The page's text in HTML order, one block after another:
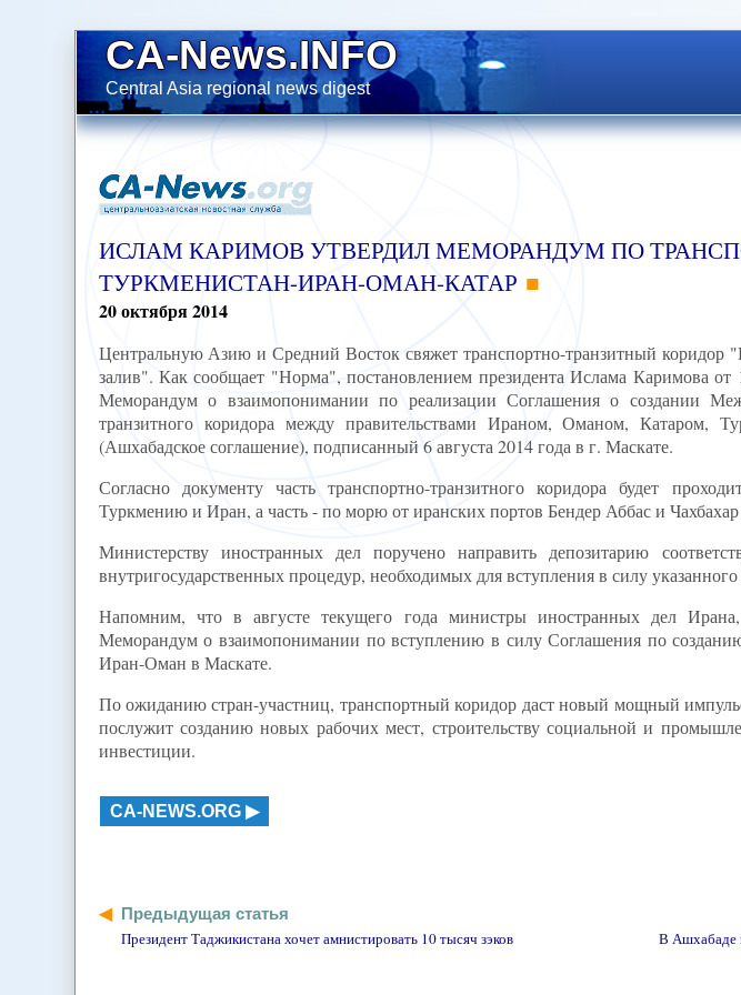
CA-News.INFO
Central Asia regional news digest
ИСЛАМ КАРИМОВ УТВЕРДИЛ МЕМОРАНДУМ ПО
ТУРКМЕНИСТАН-ИРАН-ОМАН-КАТАР
20октября2014
Центральную Азию и Средний Восток свяжет транспортно-транзитный коридор
залив". Как сообщает "Норма", постановлением президента Ислама Каримова от
Меморандум о взаимопонимании по реализации Соглашения о создании
транзитного коридора между правительствами Ираном, Оманом, Катаром,
(Ашхабадское соглашение), подписанный 6 августа 2014 года в г. Маскате.
Согласно документу часть транспортно-транзитного коридора будет
Туркмению и Иран, а часть - по морю от иранских портов Бендер Аббас и
Министерству иностранных дел поручено направить депозитарию
внутригосударственных процедур, необходимых для вступления в силу
Напомним, что в августе текущего года министры иностранных дел
Меморандум о взаимопонимании по вступлению в силу Соглашения по
Иран-Оман в Маскате.
По ожиданию стран-участниц, транспортный коридор даст новый мощный
послужит созданию новых рабочих мест, строительству социальной и
инвестиции.
CA-NEWS.ORG
Предыдущая статья
Президент Таджикистана хочет амнистировать 10 тысяч зэков
В Ашхабаде